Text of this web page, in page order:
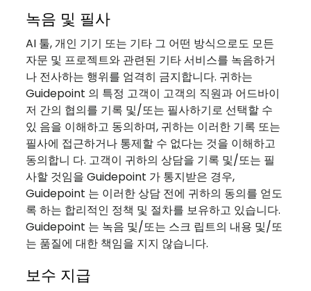
녹음 및 필사
AI 툴, 개인 기기 또는 기타 그 어떤 방식으로도 모든
자문 및 프로젝트와 관련된 기타 서비스를 녹음하거
나 전사하는 행위를 엄격히 금지합니다. 귀하는
Guidepoint 의 특정 고객이 고객의 직원과 어드바이
저 간의 협의를 기록 및/또는 필사하기로 선택할 수
있 음을 이해하고 동의하며, 귀하는 이러한 기록 또는
필사에 접근하거나 통제할 수 없다는 것을 이해하고
동의합니 다. 고객이 귀하의 상담을 기록 및/또는 필
사할 것임을 Guidepoint 가 통지받은 경우,
Guidepoint 는 이러한 상담 전에 귀하의 동의를 얻도
록 하는 합리적인 정책 및 절차를 보유하고 있습니다.
Guidepoint 는 녹음 및/또는 스크 립트의 내용 및/또
는 품질에 대한 책임을 지지 않습니다.
보수 지급